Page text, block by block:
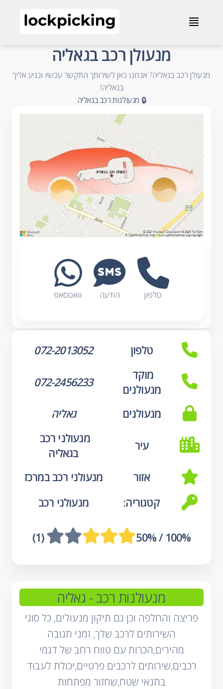
מנעולן רכב בגאליה - 072-2013052 - מנעולני רכב
≣
מנעולן רכב בגאליה
מנעולן רכב בגאליה? אנחנו כאן לשירותך התקשר עכשיו ונגיע אליך
בגאליה!
🔒 מנעולנות רכב בגאליה
טלפון הודעה וואטסאפ
טלפון
072-2013052
מנעולנים
072-2456233
מנעולנים גאליה
עיר
בגאליה
אזור
מנעולני רכב במרכז
קטגוריה:
מנעולני רכב
100% / 50%
(1)
מנעולנות רכב- גאליה
פריצה והחלפה וכן גם תיקון מנעולים, כל סוגי
השירותים לרכב שלך, זמני תגובה
מהירים,הכרות עם טווח רחב של דגמי
רכבים,שירותים לרכבים פרטיים,יכולת לעבוד
בתנאי שטח,שחזור מפתחות